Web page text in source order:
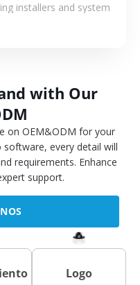
installers and system
with Our
on OEM&ODM for your
software, every detail will
requirements. Enhance
support.
Logo